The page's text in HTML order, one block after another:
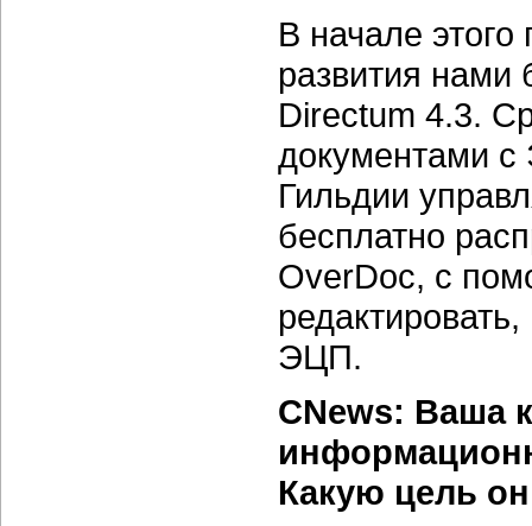
В начале
развития
Directum 4.3.
документами с
Гильдии
бесплатно
OverDoc, с
ЭЦП.
CNews: Ваша
Какую цель